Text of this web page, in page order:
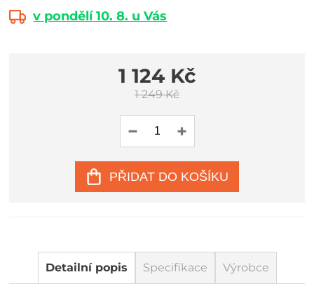
v pondělí 10. 8. u Vás
1 124 Kč
1 249 Kč
PŘIDAT DO KOŠÍKU
Detailní popis Specifikace Výrobce